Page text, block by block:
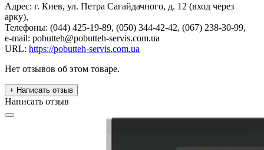
Адрес: г. Киев, ул. Петра Сагайдачного, д. 12 (вход через
арку),
Телефоны: (044) 425-19-89, (050) 344-42-42, (067) 238-30-99,
e-mail: pobutteh@pobutteh-servis.com.ua
URL: https://pobutteh-servis.com.ua
Нет отзывов об этом товаре.
+ Написать отзыв
Написать отзыв